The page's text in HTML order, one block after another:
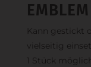
EMBLEM
Kann gestickt
vielseitig
1 Stück